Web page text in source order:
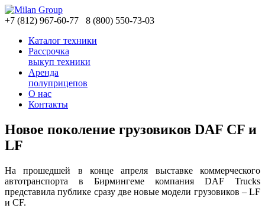
+7 (812) 967-60-77 8 (800) 550-73-03
Каталог техники
Рассрочка
выкуп техники
Аренда
полуприцепов
О нас
Контакты
Новое поколение грузовиков DAF CF и
LF
На прошедшей в конце апреля выставке коммерческого
автотранспорта в Бирмингеме компания DAF Trucks
представила публике сразу две новые модели грузовиков – LF
и CF.